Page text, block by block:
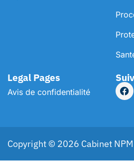
Legal Pages
Avis de confidentialité
Copyright © 2026 Cabinet